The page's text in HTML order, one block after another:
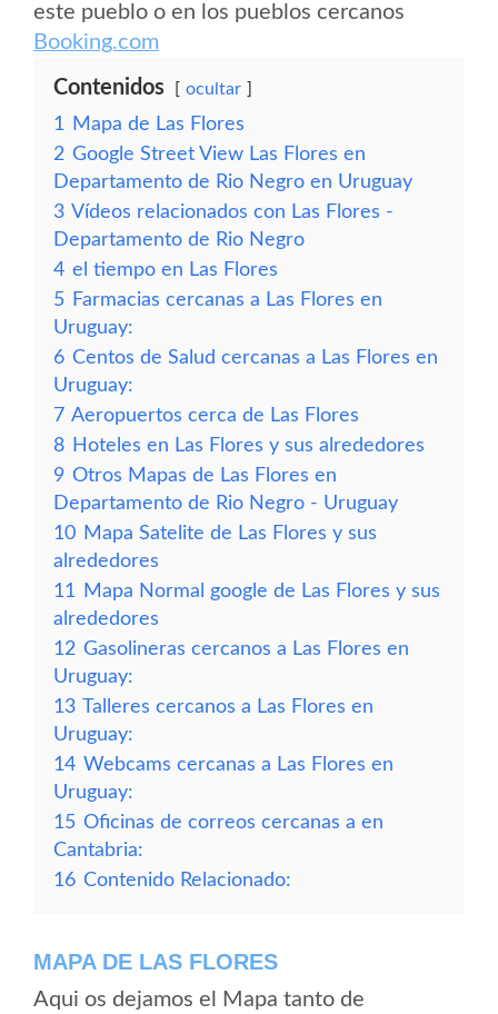
este pueblo o en los pueblos cercanos
Booking.com
Contenidos ocultar
1
Mapa de Las Flores
2 Google Street View Las Flores en
Departamento de Rio Negro en Uruguay
3 Vídeos relacionados con Las Flores -
Departamento de Rio Negro
4 el tiempo en Las Flores
5 Farmacias cercanas a Las Flores en
Uruguay:
6 Centos de Salud cercanas a Las Flores en
Uruguay:
7 Aeropuertos cerca de Las Flores
8 Hoteles en Las Flores y sus alrededores
9 Otros Mapas de Las Flores en
Departamento de Rio Negro - Uruguay
10 Mapa Satelite de Las Flores y sus
alrededores
11
Mapa Normal google de Las Flores y sus
alrededores
12 Gasolineras cercanos a Las Flores en
Uruguay:
13 Talleres cercanos a Las Flores en
Uruguay:
14 Webcams cercanas a Las Flores en
Uruguay:
15 Oficinas de correos cercanas a en
Cantabria:
16 Contenido Relacionado:
MAPA DE LAS FLORES
Aqui os dejamos el Mapa tanto de